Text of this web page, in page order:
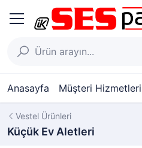
Anasayfa Müşteri Hizmetleri
Vestel Ürünleri
Küçük Ev Aletleri